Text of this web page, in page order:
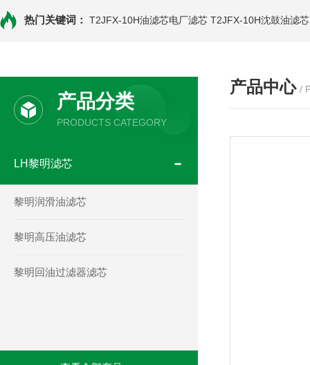
热门关键词： T2JFX-10H油滤芯电厂滤芯 T2JFX-10H沈鼓油滤芯
产品分类
PRODUCTS CATEGORY
LH黎明滤芯
黎明润滑油滤芯
黎明高压油滤芯
黎明回油过滤器滤芯
产品中心 /